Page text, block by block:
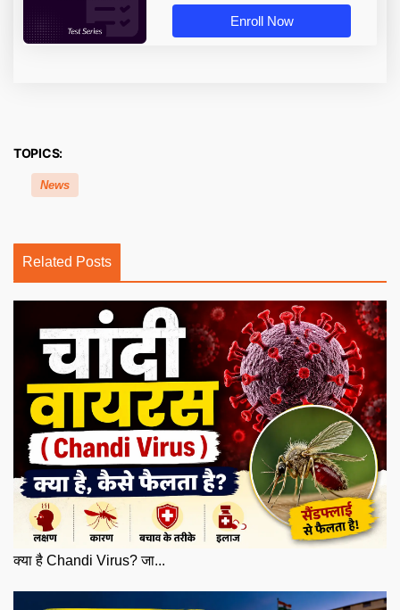
Enroll Now
TOPICS:
News
Related Posts
क्या है Chandi Virus? जा...